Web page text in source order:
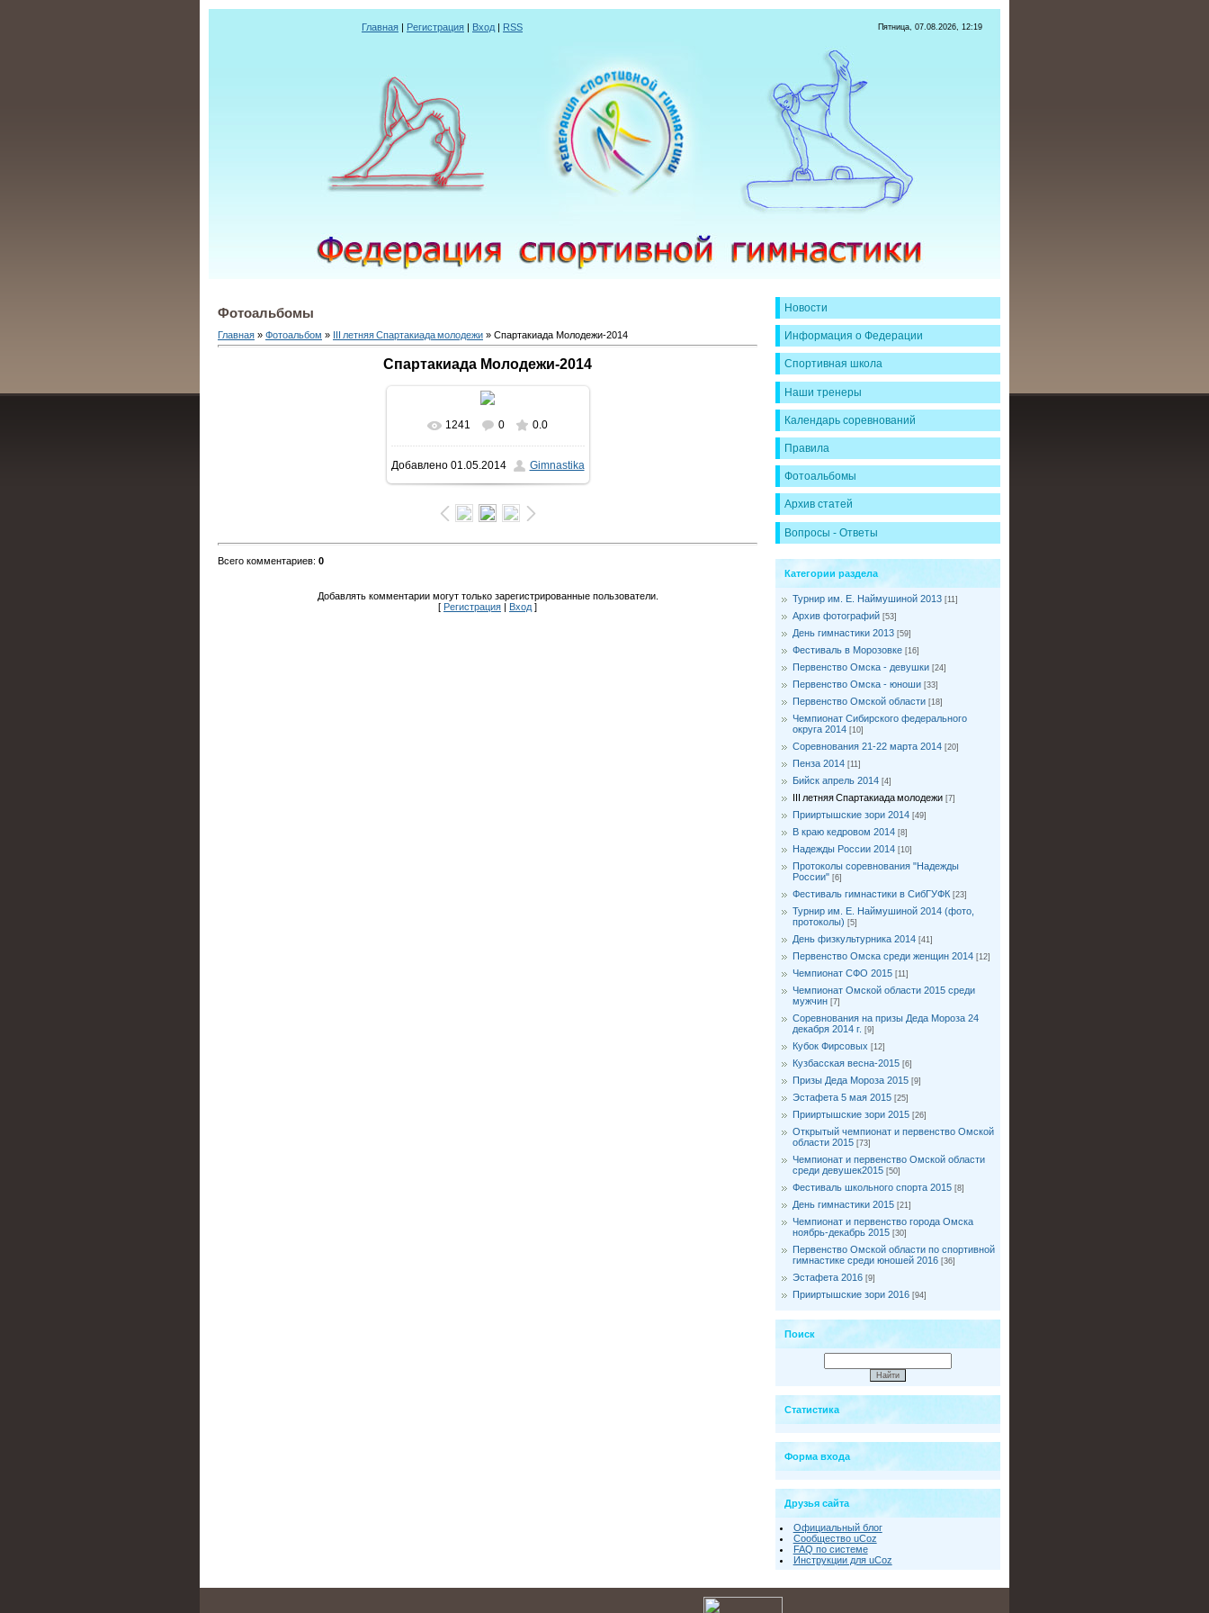
Главная | Регистрация | Вход | RSS Пятница, 07.08.2026, 12:19
Фотоальбомы
Главная » Фотоальбом » III летняя Спартакиада молодежи » Спартакиада Молодежи-2014
Спартакиада Молодежи-2014
В реальном размере 720x960
156.4Kb
1241 0 0.0
Добавлено01.05.2014 Gimnastika
Всего комментариев: 0
Добавлять комментарии могут только зарегистрированные пользователи.
[ Регистрация Вход]
Новости
Информация о Федерации
Спортивная школа
Наши тренеры
Календарь соревнований
Правила
Фотоальбомы
Архив статей
Вопросы - Ответы
Категории раздела
Турнир им. Е. Наймушиной 2013 [11]
Архив фотографий [53]
День гимнастики 2013 [59]
Фестиваль в Морозовке [16]
Первенство Омска - девушки [24]
Первенство Омска - юноши [33]
Первенство Омской области [18]
Чемпионат Сибирского федерального
округа 2014 [10]
Соревнования 21-22 марта 2014 [20]
Пенза 2014 [11]
Бийск апрель 2014 [4]
III летняя Спартакиада молодежи [7]
Прииртышские зори 2014 [49]
В краю кедровом 2014 [8]
Надежды России 2014 [10]
Протоколы соревнования "Надежды
России" [6]
Фестиваль гимнастики в СибГУФК [23]
Турнир им. Е. Наймушиной 2014 (фото,
протоколы) [5]
День физкультурника 2014 [41]
Первенство Омска среди женщин 2014 [12]
Чемпионат СФО 2015 [11]
Чемпионат Омской области 2015 среди
мужчин [7]
Соревнования на призы Деда Мороза 24
декабря 2014 г. [9]
Кубок Фирсовых [12]
Кузбасская весна-2015 [6]
Призы Деда Мороза 2015 [9]
Эстафета 5 мая 2015 [25]
Прииртышские зори 2015 [26]
Открытый чемпионат и первенство Омской
области 2015 [73]
Чемпионат и первенство Омской области
среди девушек2015 [50]
Фестиваль школьного спорта 2015 [8]
День гимнастики 2015 [21]
Чемпионат и первенство города Омска
ноябрь-декабрь 2015 [30]
Первенство Омской области по спортивной
гимнастике среди юношей 2016 [36]
Эстафета 2016 [9]
Прииртышские зори 2016 [94]
Поиск
Статистика
Форма входа
Друзья сайта
Официальный блог
Сообщество uCoz
FAQ по системе
Инструкции для uCoz